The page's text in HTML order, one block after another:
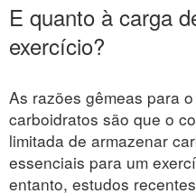
E quanto à carga
exercício?
As razões gêmeas para
carboidratos são que o
limitada de armazenar
essenciais para um
entanto, estudos